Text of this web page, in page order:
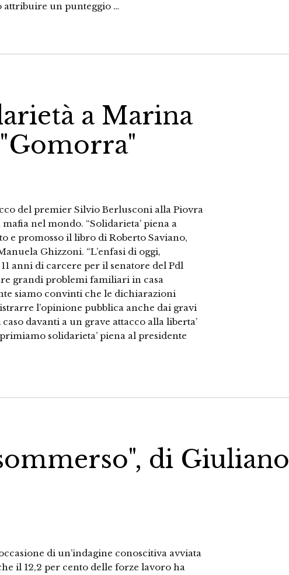
attribuire un punteggio …
a Marina
del premier Silvio Berlusconi alla Piovra
nel mondo. “Solidarieta’ piena a
e promosso il libro di Roberto Saviano,
Ghizzoni. “L’enfasi di oggi,
anni di carcere per il senatore del Pdl
grandi problemi familiari in casa
siamo convinti che le dichiarazioni
l’opinione pubblica anche dai gravi
davanti a un grave attacco alla liberta’
solidarieta’ piena al presidente
di Giuliano
di un’indagine conoscitiva avviata
il 12,2 per cento delle forze lavoro ha